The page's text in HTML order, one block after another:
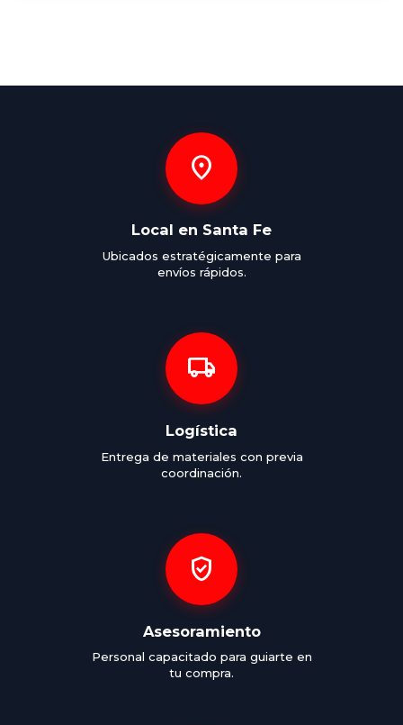
location_on
Local en Santa Fe
Ubicados estratégicamente para
envíos rápidos.
local_shipping
Logística
Entrega de materiales con previa
coordinación.
verified_user
Asesoramiento
Personal capacitado para guiarte en
tu compra.